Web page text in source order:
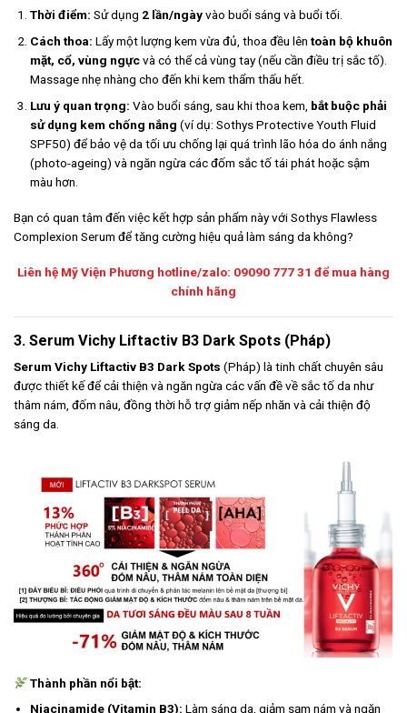
Thời điểm: Sử dụng 2 lần/ngàyvào buổi sáng và buổi tối.
Cách thoa: Lấy một lượng kem vừa đủ, thoa đều lên toàn bộ khuôn
mặt, cổ, vùng ngựcvà có thể cả vùng tay (nếu cần điều trị sắc tố).
Massage nhẹ nhàng cho đến khi kem thẩm thấu hết.
Lưu ý quan trọng: Vào buổi sáng, sau khi thoa kem, bắt buộc phải
sử dụng kem chống nắng (ví dụ: Sothys Protective Youth Fluid
SPF50) để bảo vệ da tối ưu chống lại quá trình lão hóa do ánh nắng
(photo-ageing) và ngăn ngừa các đốm sắc tố tái phát hoặc sậm
màu hơn.
Bạn có quan tâm đến việc kết hợp sản phẩm này với Sothys Flawless
Complexion Serum để tăng cường hiệu quả làm sáng da không?
Liên hệ Mỹ Viện Phương hotline/zalo: 09090 777 31 để mua hàng
chính hãng
3. Serum Vichy Liftactiv B3 Dark Spots (Pháp)
Serum Vichy Liftactiv B3 Dark Spots (Pháp) là tinh chất chuyên sâu
được thiết kế để cải thiện và ngăn ngừa các vấn đề về sắc tố da như
thâm nám, đốm nâu, đồng thời hỗ trợ giảm nếp nhăn và cải thiện độ
sáng da.
Thành phần nổi bật:
Niacinamide (Vitamin B3): Làm sáng da, giảm sạm nám và ngăn